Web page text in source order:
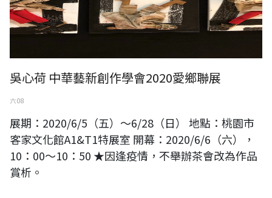
吳心荷 中華藝新創作學會2020愛鄉聯展
六 08
展期：2020/6/5（五）～6/28（日） 地點：桃園市
客家文化館A1&T1特展室 開幕：2020/6/6（六），
10：00～10：50 ★因逢疫情，不舉辦茶會改為作品
賞析。